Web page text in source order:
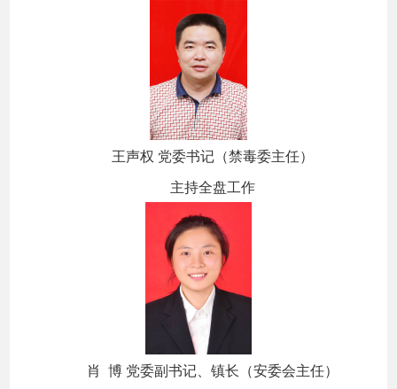
王声权 党委书记（禁毒委主任）
主持全盘工作
肖 博 党委副书记、镇长（安委会主任）